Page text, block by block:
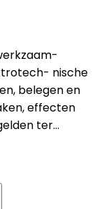
nische
belegen en
effecten
ter...